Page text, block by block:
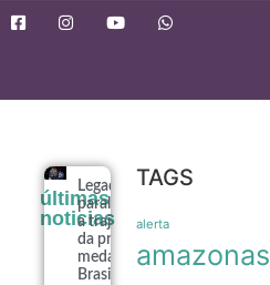
últimas
noticias
Legado
paralímpico:
a trajetória
da primeira
medalha do
Brasil em
TAGS
alerta
amazonas